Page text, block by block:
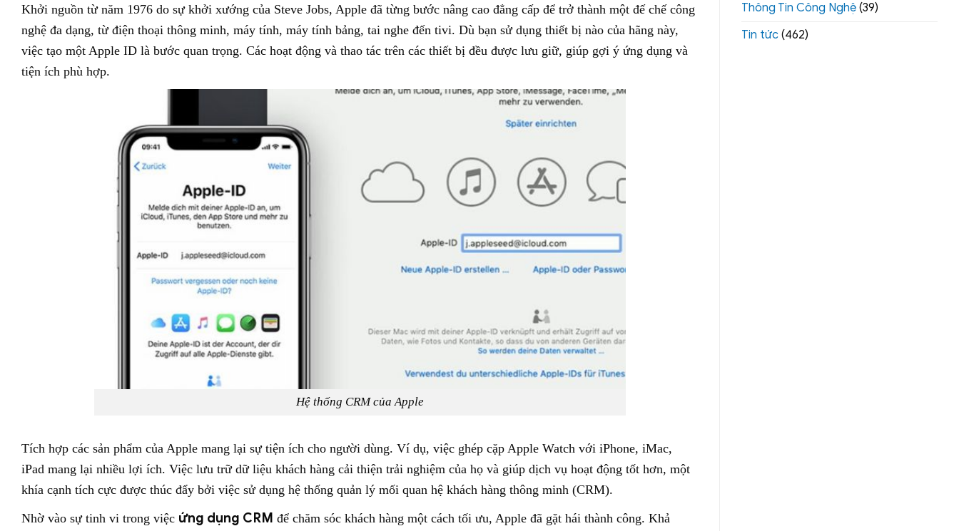
Khởi nguồn từ năm 1976 do sự khởi xướng của Steve Jobs, Apple đã từng bước nâng cao đẳng cấp để trở thành một đế chế công
nghệ đa dạng, từ điện thoại thông minh, máy tính, máy tính bảng, tai nghe đến tivi. Dù bạn sử dụng thiết bị nào của hãng này,
việc tạo một Apple ID là bước quan trọng. Các hoạt động và thao tác trên các thiết bị đều được lưu giữ, giúp gợi ý ứng dụng và
tiện ích phù hợp.
Hệ thống CRM của Apple
Tích hợp các sản phẩm của Apple mang lại sự tiện ích cho người dùng. Ví dụ, việc ghép cặp Apple Watch với iPhone, iMac,
iPad mang lại nhiều lợi ích. Việc lưu trữ dữ liệu khách hàng cải thiện trải nghiệm của họ và giúp dịch vụ hoạt động tốt hơn, một
khía cạnh tích cực được thúc đẩy bởi việc sử dụng hệ thống quản lý mối quan hệ khách hàng thông minh (CRM).
Nhờ vào sự tinh vi trong việc ứng dụng CRM để chăm sóc khách hàng một cách tối ưu, Apple đã gặt hái thành công. Khả
Thông Tin Công Nghệ (39)
Tin tức (462)